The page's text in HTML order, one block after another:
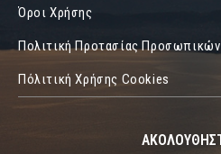
Όροι Χρήσης
Πολιτική Προτασίας
Πόλιτική Χρήσης Cookies